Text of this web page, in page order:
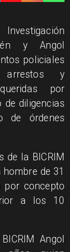
y Angol
policiales
arrestos y
por
diligencias
de órdenes
de la BICRIM
de 31
por concepto
a los 10
Angol